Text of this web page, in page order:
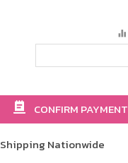
CONFIRM PAYMENT
Shipping Nationwide